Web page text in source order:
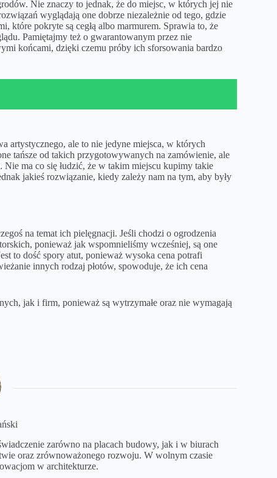
Nie znaczy to jednak, że do miejsc, w których jej nie
wyglądają one dobrze niezależnie od tego, gdzie
które pokryte są cegłą albo marmurem. Sprawia to, że
Pamiętajmy też o gwarantowanym przez nie
końcami, dzięki czemu próby ich sforsowania bardzo
artystycznego, ale to nie jedyne miejsca, w których
tańsze od takich przygotowywanych na zamówienie, ale
ma co się łudzić, że w takim miejscu kupimy takie
jakieś rozwiązanie, kiedy zależy nam na tym, aby były
na temat ich pielęgnacji. Jeśli chodzi o ogrodzenia
ponieważ jak wspomnieliśmy wcześniej, są one
to dość spory atut, ponieważ wysoka cena potrafi
innych rodzaj płotów, spowoduje, że ich cena
jak i firm, ponieważ są wytrzymałe oraz nie wymagają
zarówno na placach budowy, jak i w biurach
oraz zrównoważonego rozwoju. W wolnym czasie
w architekturze.